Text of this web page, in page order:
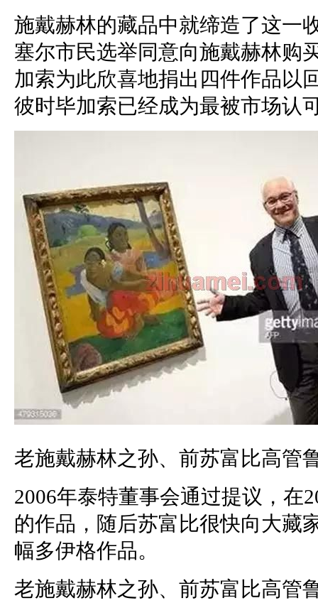
施戴赫林的藏品中就缔造了这一
塞尔市民选举同意向施戴赫林购
加索为此欣喜地捐出四件作品以
彼时毕加索已经成为最被市场认
老施戴赫林之孙、前苏富比高管
2006年泰特董事会通过提议，在
的作品，随后苏富比很快向大藏
幅多伊格作品。
老施戴赫林之孙、前苏富比高管